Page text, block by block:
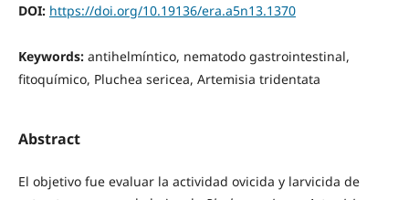
DOI: https://doi.org/10.19136/era.a5n13.1370
Keywords: antihelmíntico, nematodo gastrointestinal,
fitoquímico, Pluchea sericea, Artemisia tridentata
Abstract
El objetivo fue evaluar la actividad ovicida y larvicida de